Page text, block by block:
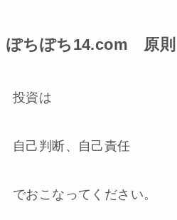
ぽちぽち14.com 原則
投資は
自己判断、自己責任
でおこなってください。